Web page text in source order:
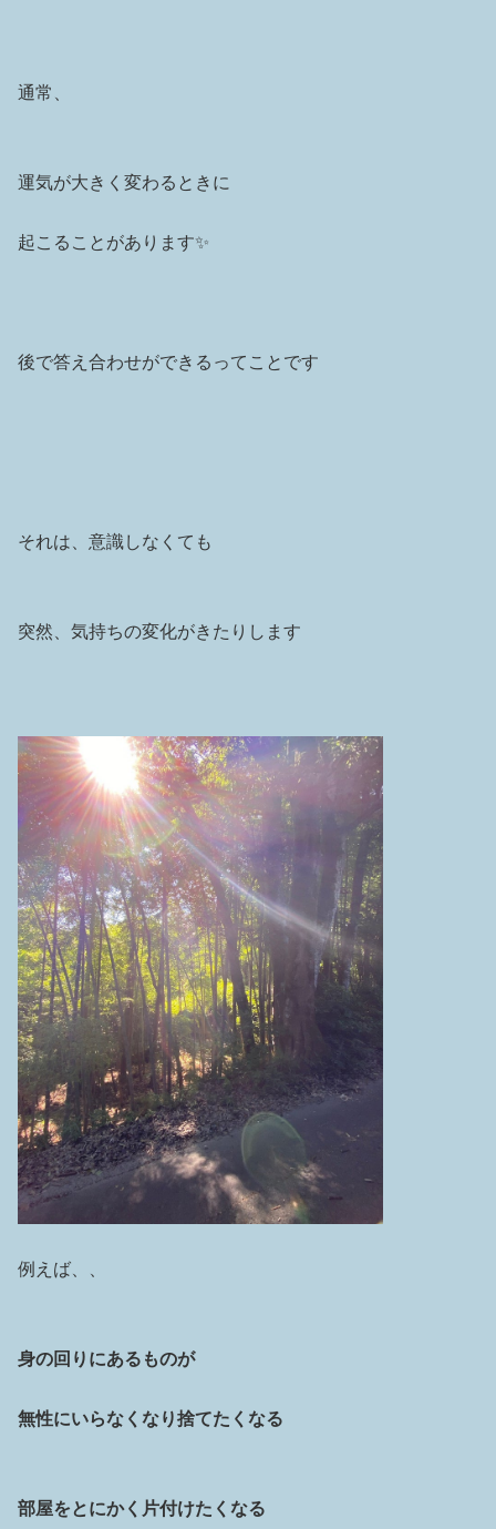
通常、
運気が大きく変わるときに
起こることがあります✨
後で答え合わせができるってことです
それは、意識しなくても
突然、気持ちの変化がきたりします
例えば、、
身の回りにあるものが
無性にいらなくなり捨てたくなる
部屋をとにかく 片付けたくなる